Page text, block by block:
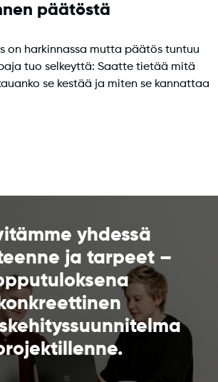
päätöstä
on harkinnassa mutta päätös tuntuu
tuo selkeyttä: Saatte tietää mitä
se kestää ja miten se kannattaa
yhdessä
ja tarpeet –
konkreettinen